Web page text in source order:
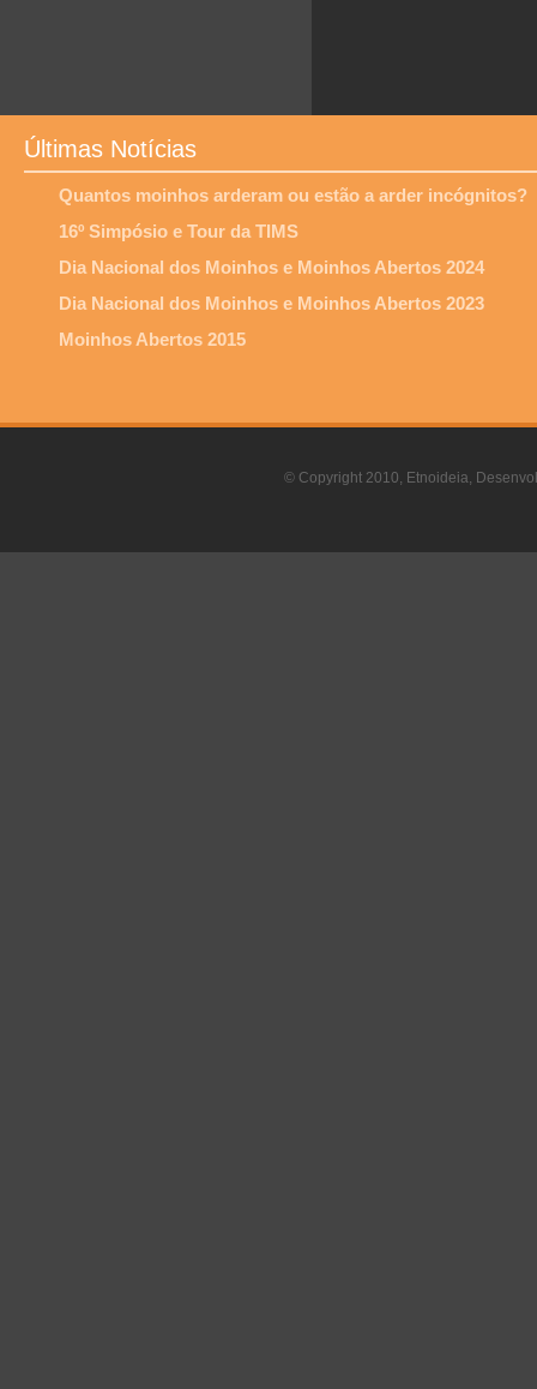
Últimas Notícias
Quantos moinhos arderam ou estão a arder incógnitos?
16º Simpósio e Tour da TIMS
Dia Nacional dos Moinhos e Moinhos Abertos 2024
Dia Nacional dos Moinhos e Moinhos Abertos 2023
Moinhos Abertos 2015
© Copyright 2010, Etnoideia,